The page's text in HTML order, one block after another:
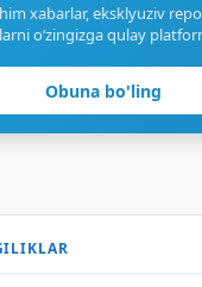
xabarlar, eksklyuziv
o‘zingizga qulay
Obuna bo'ling